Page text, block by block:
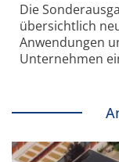
Die
übersichtlich
Anwendungen
Unternehmen